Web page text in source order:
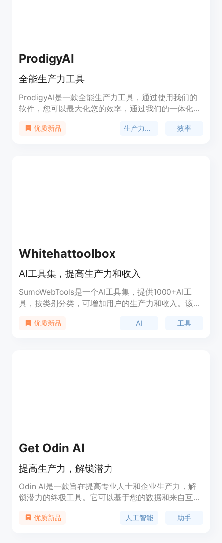
ProdigyAI
全能生产力工具
ProdigyAI是一款全能生产力工具，通过使用我们的
软件，您可以最大化您的效率，通过我们的一体化生
需一个订阅即可访问。每次购买都享受50%的折扣。
优质新品 生产力工具 效率
Whitehattoolbox
AI工具集，提高生产力和收入
SumoWebTools是一个AI工具集，提供1000+AI工
具，按类别分类，可增加用户的生产力和收入。该工
于使用。无论是从事写作、设计、编程还是其他领
优质新品 AI 工具
Get Odin AI
提高生产力，解锁潜力
Odin AI是一款旨在提高专业人士和企业生产力，解
锁潜力的终极工具。它可以基于您的数据和来自互联
进行研究、总结和创造，速度快如闪电。它可以连接
优质新品 人工智能 助手